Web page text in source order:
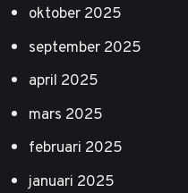
oktober 2025
september 2025
april 2025
mars 2025
februari 2025
januari 2025